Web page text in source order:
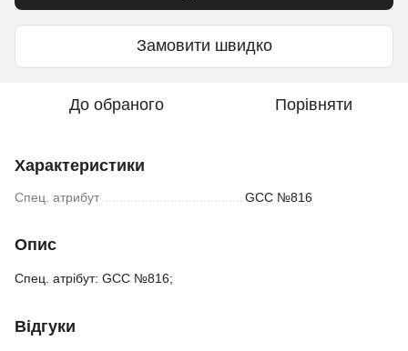
Замовити швидко
До обраного Порівняти
Характеристики
Спец. атрибут GCC №816
Опис
Спец. атрібут: GCC №816;
Відгуки